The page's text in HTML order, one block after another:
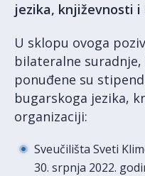
jezika, književnosti i
U sklopu ovoga
bilateralne
ponuđene su
bugarskoga jezika,
organizaciji:
Sveučilišta Sveti
30. srpnja 2022.